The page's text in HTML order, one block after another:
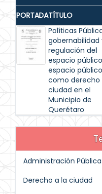
PORTADATÍTULO
Políticas
gobernabilidad
regulación del
espacio
espacio público
como derecho
ciudad en el
Municipio de
Querétaro
Administración
Derecho a la ciudad